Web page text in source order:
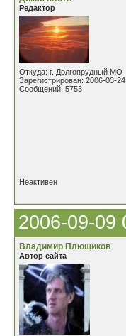
Редактор
Откуда: г. Долгопрудный МО
Зарегистрирован: 2006-03-24
Сообщений: 5753
Неактивен
2006-09-09
Владимир Плющиков
Автор сайта